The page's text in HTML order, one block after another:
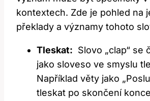
kontextech. ⁢Zde je​ pohled na
překlady a významy tohoto
Tleskat:
Slovo⁤ „clap“​ se
jako‌ sloveso ve smyslu
Například věty ⁣jako
tleskat po skončení